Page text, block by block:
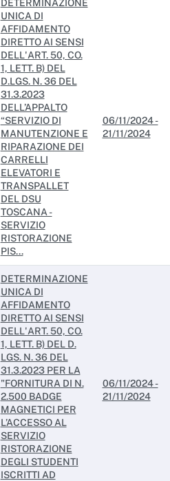
DETERMINAZIONE
UNICA DI
AFFIDAMENTO
DIRETTO AI SENSI
DELL'ART. 50, CO.
1, LETT. B) DEL
D.LGS. N. 36 DEL
31.3.2023
DELL’APPALTO
“SERVIZIO DI
MANUTENZIONE E
RIPARAZIONE DEI
CARRELLI
ELEVATORI E
TRANSPALLET
DEL DSU
TOSCANA -
SERVIZIO
RISTORAZIONE
PIS...
06/11/2024 -
21/11/2024
DETERMINAZIONE
UNICA DI
AFFIDAMENTO
DIRETTO AI SENSI
DELL'ART. 50, CO.
1, LETT. B) DEL D.
LGS. N. 36 DEL
31.3.2023 PER LA
"FORNITURA DI N.
2.500 BADGE
MAGNETICI PER
L’ACCESSO AL
SERVIZIO
RISTORAZIONE
DEGLI STUDENTI
ISCRITTI AD
06/11/2024 -
21/11/2024